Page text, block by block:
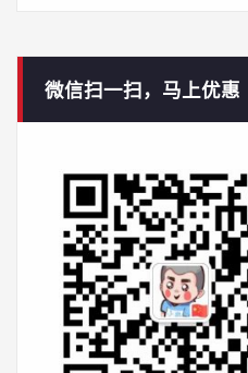
微信扫一扫，马上优惠